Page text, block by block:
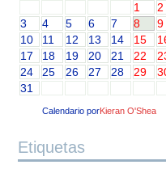
1
2
3
4 5 6 7 8
9
10
11 12 13 14 15
17
18 19 20 21 22
24
25 26 27 28 29
31
Calendario porKieran O'Shea
Etiquetas